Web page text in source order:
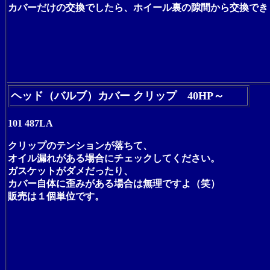
カバーだけの交換でしたら、ホイール裏の隙間から交換で
ヘッド（バルブ）カバー クリップ 40HP～
101 487LA
クリップのテンションが落ちて、
オイル漏れがある場合にチェックしてください。
ガスケットがダメだったり、
カバー自体に歪みがある場合は無理ですよ（笑）
販売は１個単位です。